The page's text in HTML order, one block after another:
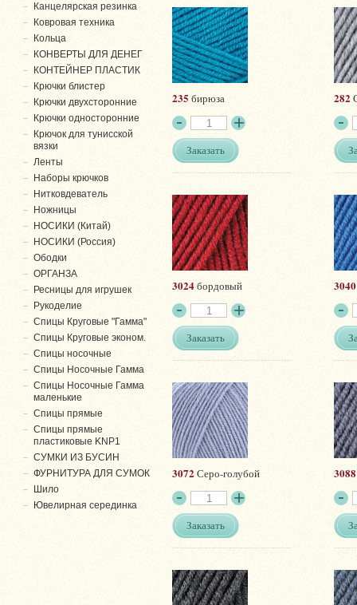
235 бирюза
Заказать
282
3024бордовый
Заказать
3040
3072Серо-голубой
Заказать
3088
Канцелярская резинка
Ковровая техника
Кольца
КОНВЕРТЫ ДЛЯ ДЕНЕГ
КОНТЕЙНЕР ПЛАСТИК
Крючки блистер
Крючки двухсторонние
Крючки односторонние
Крючок для тунисской
вязки
Ленты
Наборы крючков
Нитковдеватель
Ножницы
НОСИКИ (Китай)
НОСИКИ (Россия)
Ободки
ОРГАНЗА
Ресницы для игрушек
Рукоделие
Спицы Круговые "Гамма"
Спицы Круговые эконом.
Спицы носочные
Спицы Носочные Гамма
Спицы Носочные Гамма
маленькие
Спицы прямые
Спицы прямые
пластиковые KNP1
СУМКИ ИЗ БУСИН
ФУРНИТУРА ДЛЯ СУМОК
Шило
Ювелирная серединка